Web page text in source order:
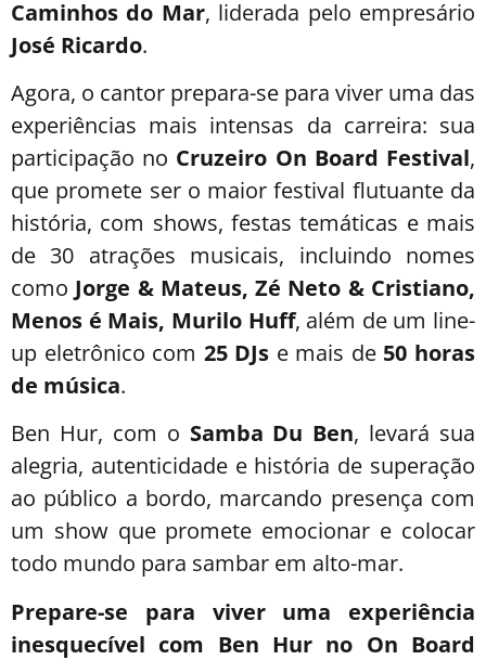
Caminhos do Mar, liderada pelo empresário
José Ricardo.
Agora, o cantor prepara-se para viver uma das
experiências mais intensas da carreira: sua
participação no Cruzeiro On Board Festival,
que promete ser o maior festival flutuante da
história, com shows, festas temáticas e mais
de 30 atrações musicais, incluindo nomes
como Jorge & Mateus, Zé Neto & Cristiano,
Menos é Mais, Murilo Huff, além de um line-
up eletrônico com 25 DJs e mais de 50 horas
de música.
Ben Hur, com o Samba Du Ben, levará sua
alegria, autenticidade e história de superação
ao público a bordo, marcando presença com
um show que promete emocionar e colocar
todo mundo para sambar em alto-mar.
Prepare-se para viver uma experiência
inesquecível com Ben Hur no On Board